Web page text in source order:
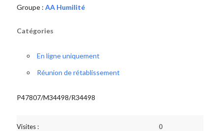
Groupe : AA Humilité
Catégories
En ligne uniquement
Réunion de rétablissement
P47807/M34498/R34498
Visites : 0